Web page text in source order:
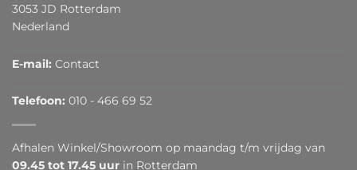
3053 JD Rotterdam
Nederland
E-mail: Contact
Telefoon: 010 - 466 69 52
Afhalen Winkel/Showroom op maandag t/m vrijdag van
09.45 tot 17.45 uur in Rotterdam